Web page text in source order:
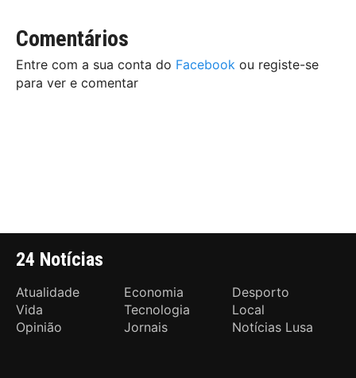
Comentários
Entre com a sua conta do Facebook ou registe-se
para ver e comentar
24 Notícias
Atualidade Economia
Desporto
Vida
Tecnologia
Local
Opinião
Jornais Notícias Lusa